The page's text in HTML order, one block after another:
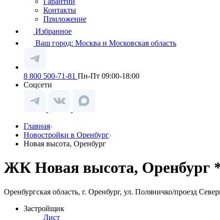
Контакты
Приложение
Избранное
Ваш город: Москва и Московская область
8 800 500-71-81 Пн-Пт 09:00-18:00
Соцсети
Главная
Новостройки в Оренбург
Новая высота, Оренбург
ЖК Новая высота, Оренбург
Оренбургская область, г. Оренбург, ул. Поляничко/проезд
Застройщик
Лист